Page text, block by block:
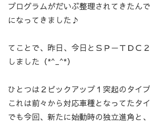
プログラムがだいぶ整理されてきたん
になってきました♪
てことで、昨日、今日とＳＰ－ＴＤＣ
しました（*^_^*）
ひとつは２ピックアップ１突起のタイプ
これは前々から対応車種となってたタイ
でも今回、新たに始動時の独立進角と